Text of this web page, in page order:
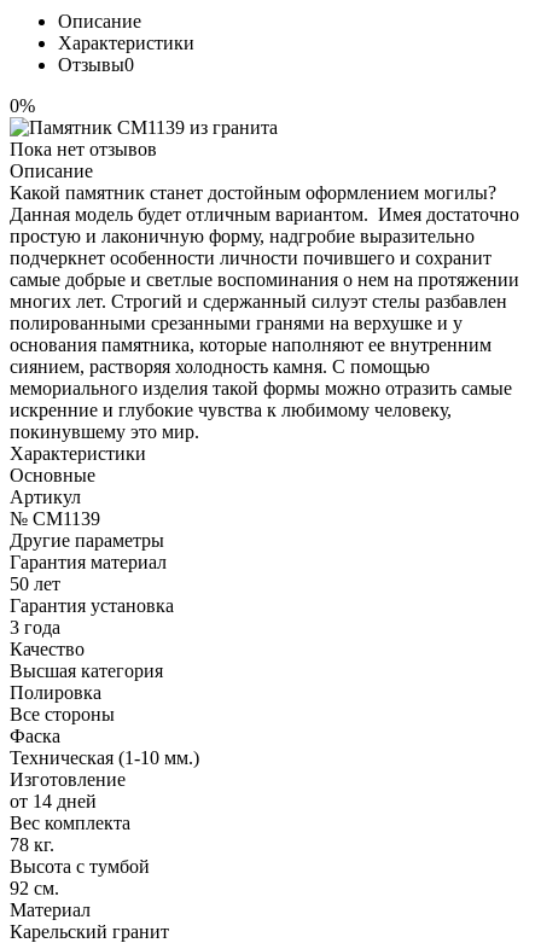
Описание
Характеристики
Отзывы0
0%
Пока нет отзывов
Описание
Какой памятник станет достойным оформлением могилы?
Данная модель будет отличным вариантом. Имея достаточно
простую и лаконичную форму, надгробие выразительно
подчеркнет особенности личности почившего и сохранит
самые добрые и светлые воспоминания о нем на протяжении
многих лет. Строгий и сдержанный силуэт стелы разбавлен
полированными срезанными гранями на верхушке и у
основания памятника, которые наполняют ее внутренним
сиянием, растворяя холодность камня. С помощью
мемориального изделия такой формы можно отразить самые
искренние и глубокие чувства к любимому человеку,
покинувшему это мир.
Характеристики
Основные
Артикул
№ CM1139
Другие параметры
Гарантия материал
50 лет
Гарантия установка
3 года
Качество
Высшая категория
Полировка
Все стороны
Фаска
Техническая (1-10 мм.)
Изготовление
от 14 дней
Вес комплекта
78 кг.
Высота с тумбой
92 см.
Материал
Карельский гранит